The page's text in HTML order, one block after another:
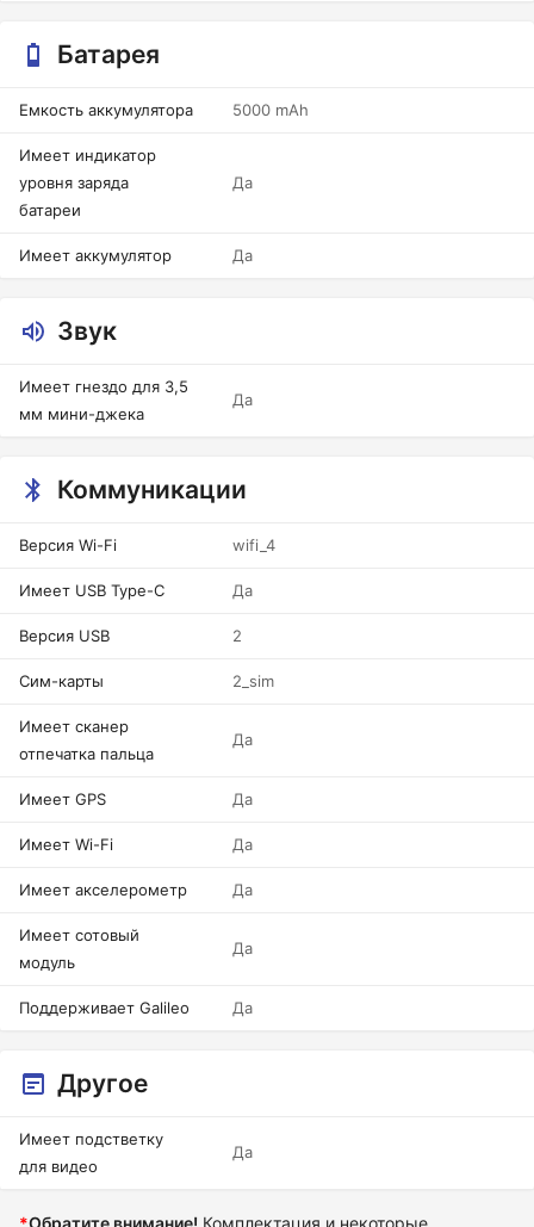
Батарея
Емкость аккумулятора 5000 mAh
Имеет индикатор
уровня заряда
батареи
Да
Имеет аккумулятор Да
Звук
Имеет гнездо для 3,5
мм мини-джека
Да
Коммуникации
Версия Wi-Fi wifi_4
Имеет USB Type-C Да
Версия USB 2
Сим-карты 2_sim
Имеет сканер
отпечатка пальца
Да
Имеет GPS Да
Имеет Wi-Fi Да
Имеет акселерометр Да
Имеет сотовый
модуль
Да
Поддерживает Galileo Да
Другое
Имеет подстветку
для видео
Да
*Обратите внимание! Комплектация и некоторые